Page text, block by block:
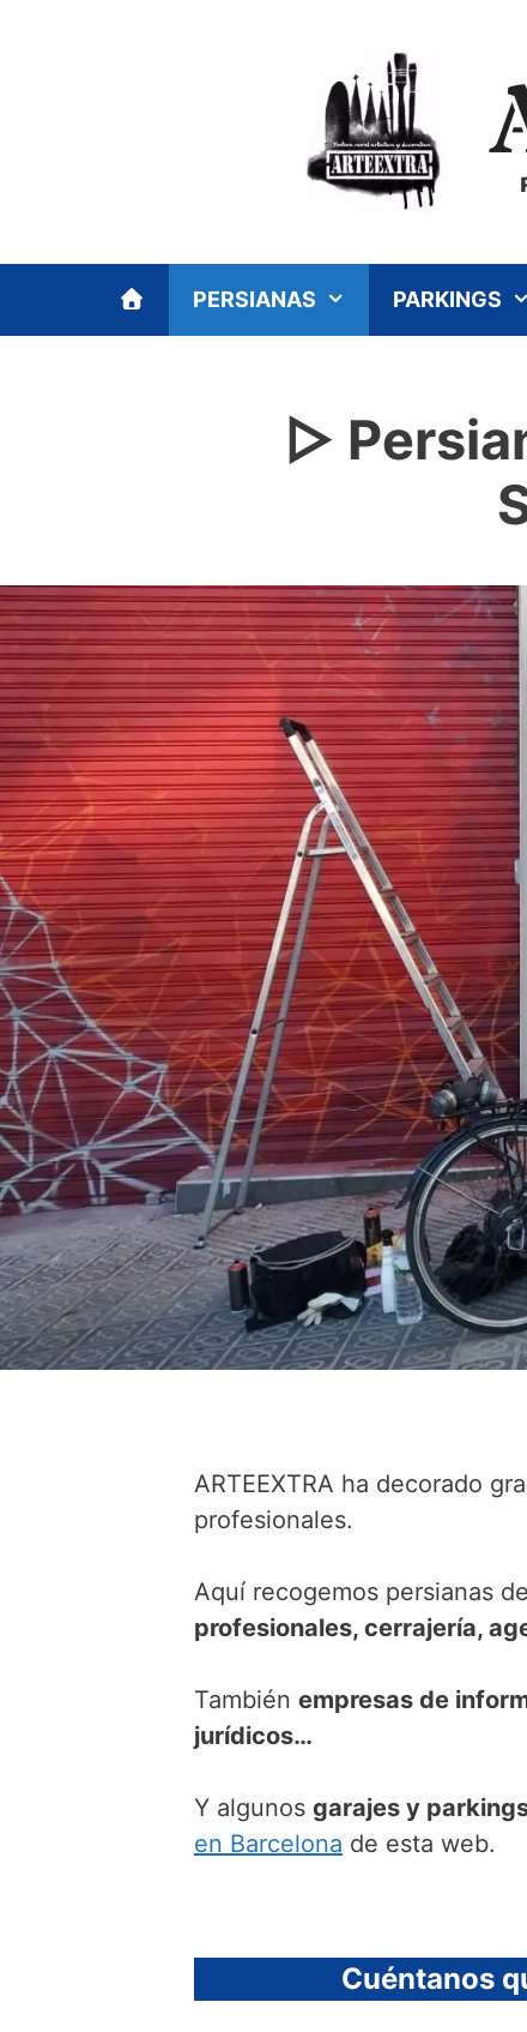
PERSIANAS PARKINGS
▷
ARTEEXTRA ha decorado
profesionales.
Aquí recogemos persianas de
profesionales, cerrajería,
También empresas de
jurídicos…
Y algunos garajes y
en Barcelona de esta web.
Cuéntanos